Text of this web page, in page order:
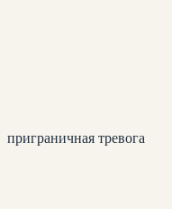
приграничная тревога